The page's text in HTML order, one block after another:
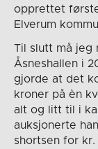
opprettet
Elverum
Til slutt må jeg
Åsneshallen i
gjorde at det
kroner på èn
alt og litt til i
auksjonerte
shortsen for